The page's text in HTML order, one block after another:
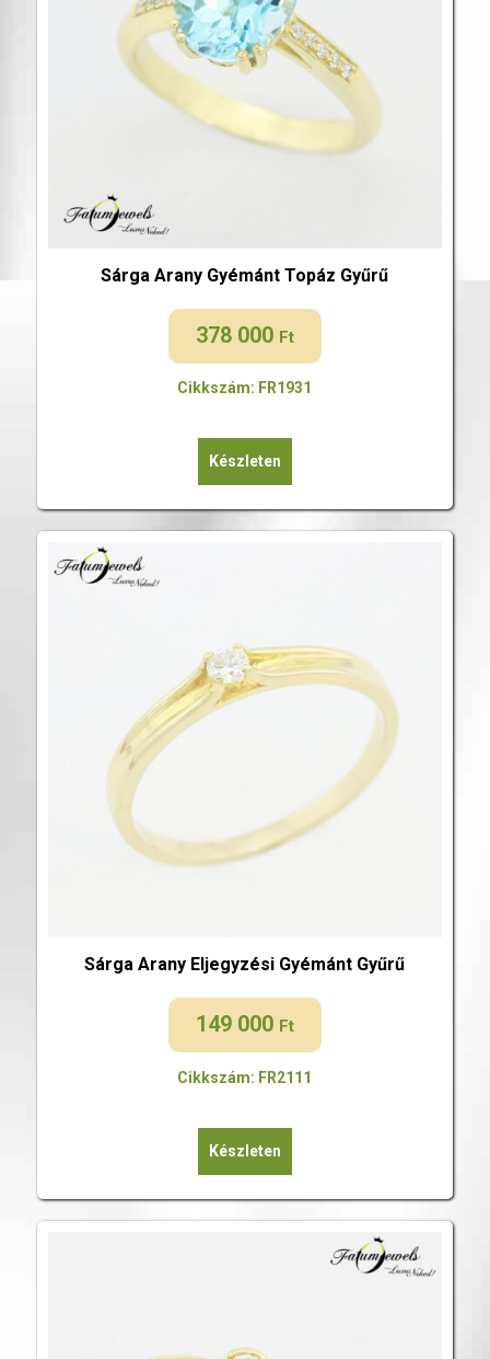
Sárga Arany Gyémánt Topáz Gyűrű
378 000 Ft
Cikkszám: FR1931
Készleten
Sárga Arany Eljegyzési Gyémánt Gyűrű
149 000 Ft
Cikkszám: FR2111
Készleten